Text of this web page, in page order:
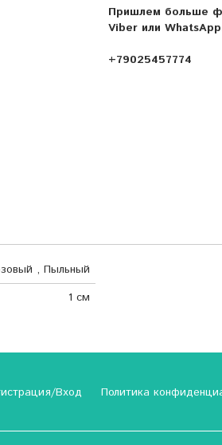
Пришлем больше
Viber или
+79025457774
, Пыльный
1 см
Вход Политика